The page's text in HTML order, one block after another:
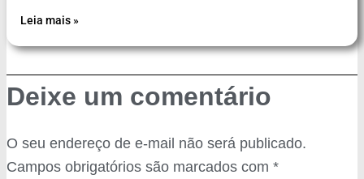
Leia mais »
Deixe um comentário
O seu endereço de e-mail não será publicado.
Campos obrigatórios são marcados com *